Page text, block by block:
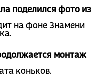
поделился фото из
на фоне Знамени
монтаж
коньков.